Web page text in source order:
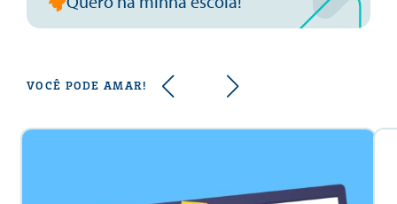
VOCÊ PODE AMAR!